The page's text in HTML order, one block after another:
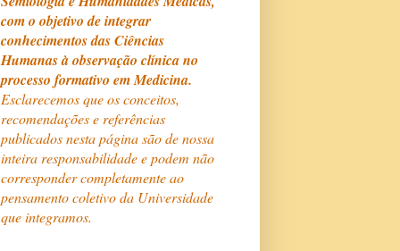
com o objetivo de integrar
conhecimentos das Ciências
Humanas à observação clínica no
processo formativo em Medicina.
Esclarecemos que os conceitos,
recomendações e referências
publicados nesta página são de nossa
inteira responsabilidade e podem não
corresponder completamente ao
pensamento coletivo da Universidade
que integramos.